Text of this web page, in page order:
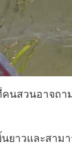
นสวนอาจถา
าวและสามา